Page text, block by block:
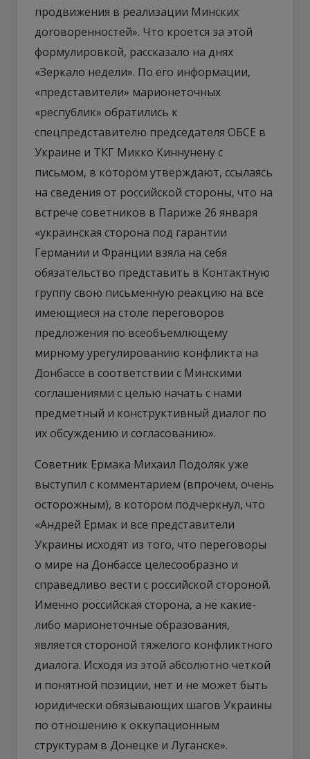
продвижения в реализации Минских
договоренностей». Что кроется за этой
формулировкой, рассказало на днях
«Зеркало недели». По его информации,
«представители» марионеточных
«республик» обратились к
спецпредставителю председателя ОБСЕ в
Украине и ТКГ Микко Киннунену с
письмом, в котором утверждают, ссылаясь
на сведения от российской стороны, что на
встрече советников в Париже 26 января
«украинская сторона под гарантии
Германии и Франции взяла на себя
обязательство представить в Контактную
группу свою письменную реакцию на все
имеющиеся на столе переговоров
предложения по всеобъемлющему
мирному урегулированию конфликта на
Донбассе в соответствии с Минскими
соглашениями с целью начать с нами
предметный и конструктивный диалог по
их обсуждению и согласованию».
Советник Ермака Михаил Подоляк уже
выступил с комментарием (впрочем, очень
осторожным), в котором подчеркнул, что
«Андрей Ермак и все представители
Украины исходят из того, что переговоры
о мире на Донбассе целесообразно и
справедливо вести с российской стороной.
Именно российская сторона, а не какие-
либо марионеточные образования,
является стороной тяжелого конфликтного
диалога. Исходя из этой абсолютно четкой
и понятной позиции, нет и не может быть
юридически обязывающих шагов Украины
по отношению к оккупационным
структурам в Донецке и Луганске».